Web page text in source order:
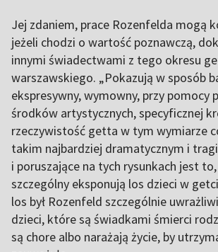
Jej zdaniem, prace Rozenfelda mogą
jeżeli chodzi o wartość poznawczą,
innymi świadectwami z tego okresu
warszawskiego. „Pokazują w sposób
ekspresywny, wymowny, przy pomocy
środków artystycznych, specyficznej
rzeczywistość getta w tym wymiarze
takim najbardziej dramatycznym i
i poruszające na tych rysunkach jest
szczególny eksponują los dzieci w
los był Rozenfeld szczególnie
dzieci, które są świadkami śmierci
są chore albo narażają życie, by